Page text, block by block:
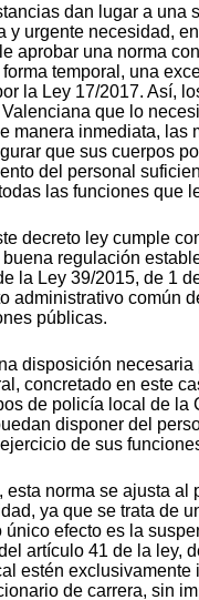
dan lugar a una
y urgente necesidad,
aprobar una norma
temporal, una
la Ley 17/2017. Así,
Valenciana que lo
manera inmediata, las
que sus cuerpos
del personal
las funciones que
decreto ley cumple
regulación
la Ley 39/2015, de 1
administrativo común
públicas.
disposición necesaria
concretado en este
de policía local de la
disponer del
de sus
esta norma se ajusta al
ya que se trata de
único efecto es la
artículo 41 de la ley,
estén exclusivamente
de carrera, sin